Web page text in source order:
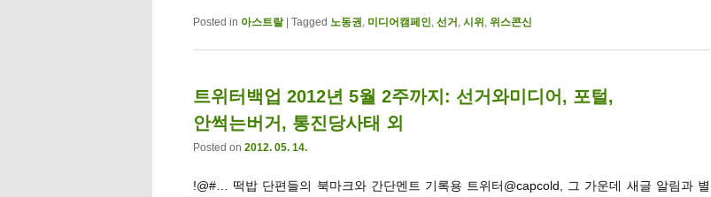
Posted in 아스트랄 | Tagged 노동권 미디어캠페인 선거 시위 위스콘신
트위터백업 2012년 5월 2주까지: 선거와미디어, 포털,
안썩는버거, 통진당사태 외
Posted on 2012. 05. 14.
!@#… 떡밥 단편들의 북마크와 간단멘트 기록용 트위터@capcold, 그 가운데 새글 알림과 별